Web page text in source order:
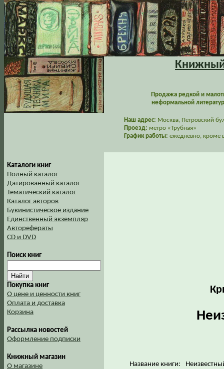
Книжный
Продажа редкой и
неформальной
Наш адрес: Москва, Петровский
Проезд: метро «Трубная»
График работы: ежедневно, кроме
Каталоги книг
Полный каталог
Датированный каталог
Тематический каталог
Каталог авторов
Букинистическое издание
Единственный экземпляр
Авторефераты
CD и DVD
Поиск книг
Покупка книг
О цене и ценности книг
Оплата и доставка
Корзина
Рассылка новостей
Оформление подписки
Книжный магазин
О магазине
Название книги: